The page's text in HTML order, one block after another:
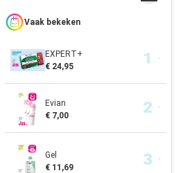
Vaak bekeken
EXPERT+
€ 24,95
Evian
€ 7,00
Gel
€ 11,69